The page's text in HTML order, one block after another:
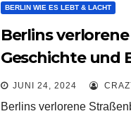
BERLIN WIE ES LEBT & LACHT
Berlins
Geschichte und
verschwundenen
JUNI 24, 2024
Berlins verlorene